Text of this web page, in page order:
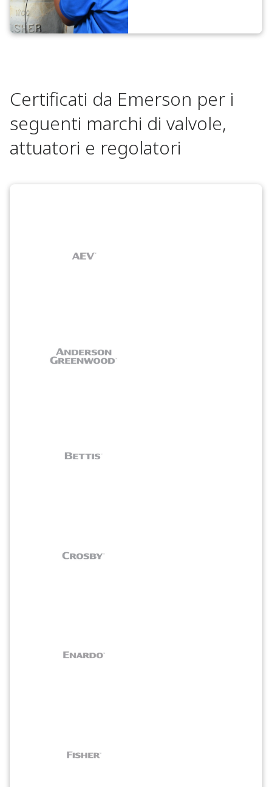
Certificati da Emerson per i
seguenti marchi di valvole,
attuatori e regolatori